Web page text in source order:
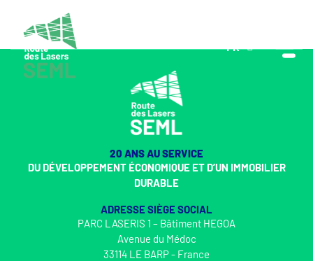
FR
EN
20 ANS AU SERVICE
DU DÉVELOPPEMENT ÉCONOMIQUE ET D’UN IMMOBILIER
DURABLE
ADRESSE SIÈGE SOCIAL
PARC LASERIS 1 – Bâtiment HEGOA
Avenue du Médoc
33114 LE BARP - France